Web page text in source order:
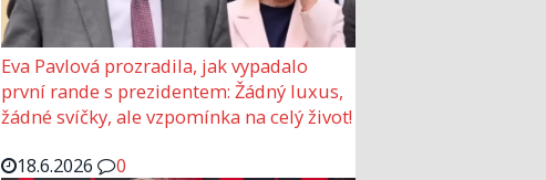
Eva Pavlová prozradila, jak vypadalo
první rande s prezidentem: Žádný luxus,
žádné svíčky, ale vzpomínka na celý život!
18.6.2026
0